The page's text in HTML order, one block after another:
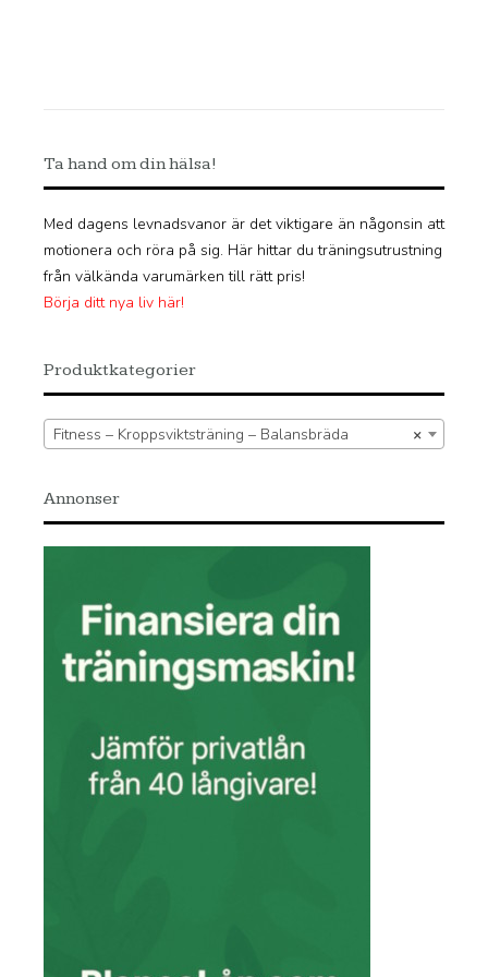
Ta hand om din hälsa!
Med dagens levnadsvanor är det viktigare än någonsin att
motionera och röra på sig. Här hittar du träningsutrustning
från välkända varumärken till rätt pris!
Börja ditt nya liv här!
Produktkategorier
×
Fitness – Kroppsviktsträning – Balansbräda
Annonser